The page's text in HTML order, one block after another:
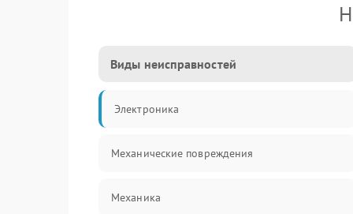
Виды неисправностей
Электроника
Механические повреждения
Механика